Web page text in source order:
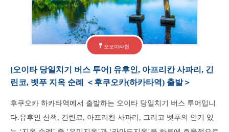
오오이타현
[오이타 당일치기 버스 투어] 유후인, 아프리칸 사파리, 긴
린코, 벳푸 지옥 순례 ＜후쿠오카(하카타역) 출발＞
후쿠오카 하카타역에서 출발하는 오이타 당일치기 버스 투어입니
다.유후인 산책, 긴린코, 아프리칸 사파리, 그리고 벳푸의 인기 있